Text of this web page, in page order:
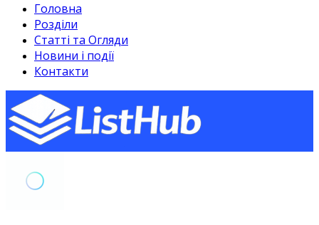
Головна
Розділи
Статті та Огляди
Новини і події
Контакти